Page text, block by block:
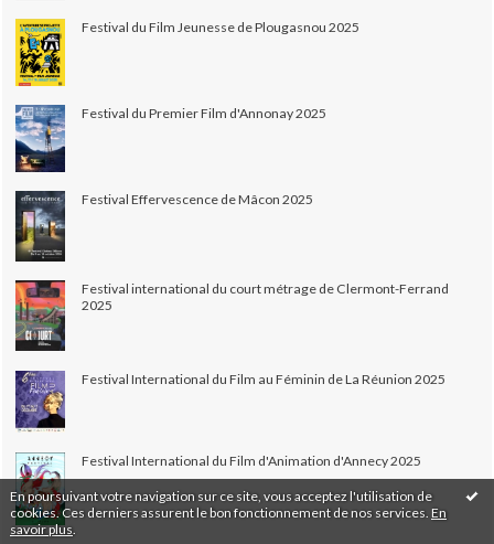
En poursuivant votre navigation sur ce site, vous acceptez l'utilisation de
cookies. Ces derniers assurent le bon fonctionnement de nos services. En
savoir plus
Festival du Film Jeunesse de Plougasnou 2025
Festival du Premier Film d'Annonay 2025
Festival Effervescence de Mâcon 2025
Festival international du court métrage de Clermont-Ferrand
2025
Festival International du Film au Féminin de La Réunion 2025
Festival International du Film d'Animation d'Annecy 2025